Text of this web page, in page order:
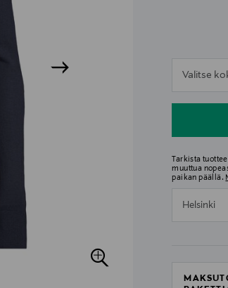
Valitse
Tarkista
muuttua
paikan päällä.
Helsinki